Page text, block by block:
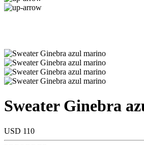
Sweater Ginebra
USD 110